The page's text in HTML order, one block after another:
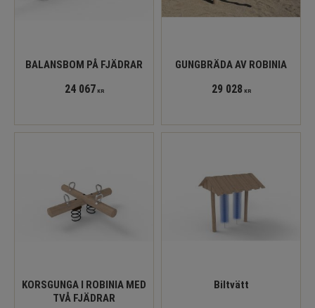
BALANSBOM PÅ FJÄDRAR
24 067 KR
GUNGBRÄDA AV ROBINIA
29 028 KR
KORSGUNGA I ROBINIA MED
TVÅ FJÄDRAR
Biltvätt